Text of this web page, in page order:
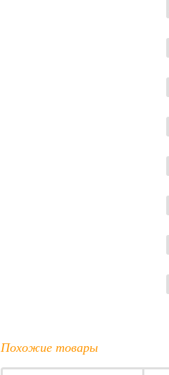
Похожие товары